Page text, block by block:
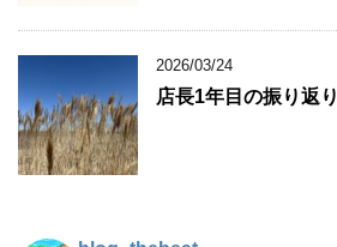
2026/03/24
店長1年目の振り返り